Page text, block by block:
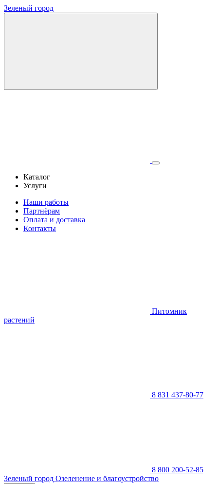
Зеленый город
Каталог
Услуги
Наши работы
Партнёрам
Оплата и доставка
Контакты
Питомник
растений
8 831 437-80-77
8 800 200-52-85
Зеленый город Озеленение и благоустройство